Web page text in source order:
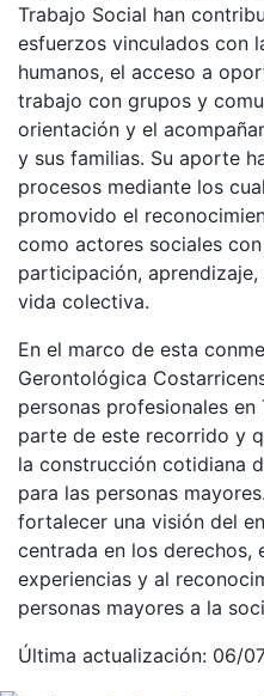
Trabajo Social han
esfuerzos vinculados con
humanos, el acceso a
trabajo con grupos y
orientación y el
y sus familias. Su aporte
procesos mediante los
promovido el
como actores sociales
participación,
vida colectiva.
En el marco de esta
Gerontológica
personas profesionales
parte de este recorrido y
la construcción cotidiana
para las personas
fortalecer una visión del
centrada en los derechos,
experiencias y al
personas mayores a la
Última actualización: 06/